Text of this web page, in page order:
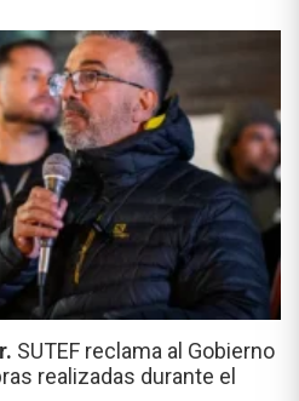
SUTEF reclama al Gobierno
realizadas durante el